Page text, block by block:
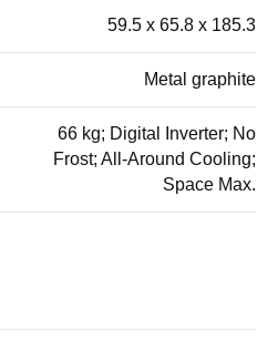
59.5 x 65.8 x 185.3
Metal graphite
66 kg; Digital Inverter; No
Frost; All-Around Cooling;
Space Max.